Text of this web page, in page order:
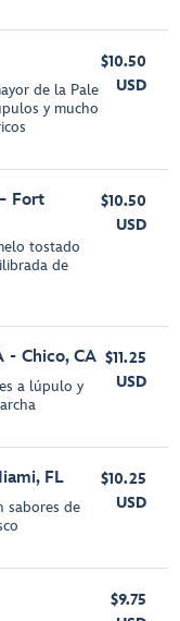
de la Pale
y mucho
$10.50
USD
Fort
tostado
de
$10.50
USD
- Chico, CA
a lúpulo y
$11.25
USD
FL
sabores de
$10.25
USD
$9.75